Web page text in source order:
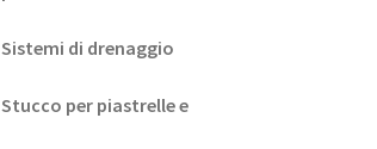
Sistemi di drenaggio
Stucco per piastrelle e